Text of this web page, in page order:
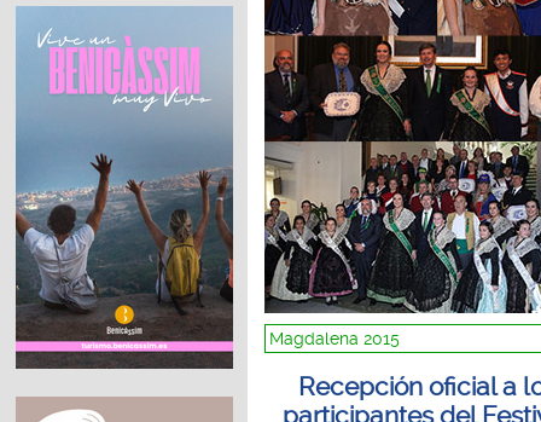
Magdalena 2015
Recepción oficial a
participantes del